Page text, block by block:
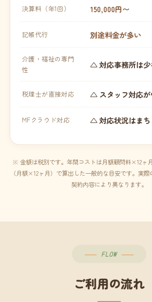
決算料（年1回） 150,000円〜
記帳代行 別途料金が多い
介護・福祉の専門
性
△ 対応事務所は少
税理士が直接対応 △ スタッフ対応が
MFクラウド対応 △ 対応状況はまち
※ 金額は税別です。年間コストは月額顧問料×12ヶ
（月額×12ヶ月）で算出した一般的な目安です。実
契約内容により異なります。
FLOW
ご利用の流れ